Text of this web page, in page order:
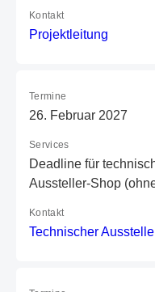
Kontakt
Projektleitung
Termine
26. Februar 2027
Services
Deadline für
Aussteller-Shop
Kontakt
TechnischerAusstel le